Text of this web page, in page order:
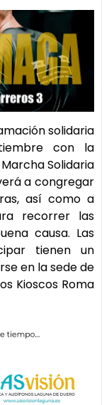
solidaria
con la
Solidaria
a congregar
así como a
recorrer las
causa. Las
tienen un
en la sede de
Kioscos Roma